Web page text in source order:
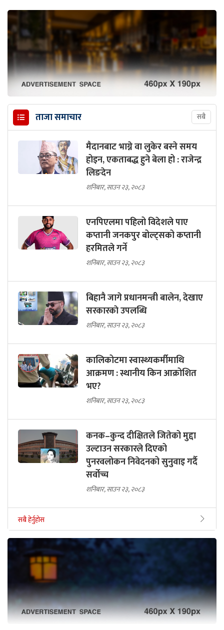
ताजा समाचार सबै
मैदानबाट भाग्ने वा लुकेर बस्ने समय
होइन, एकताबद्ध हुने बेला हो : राजेन्द्र
लिङदेन
शनिबार, साउन २३, २०८३
एनपिएलमा पहिलो विदेशले पाए
कप्तानी जनकपुर बोल्ट्सको कप्तानी
हरमितले गर्ने
शनिबार, साउन २३, २०८३
बिहानै जागे प्रधानमन्त्री बालेन, देखाए
सरकारकाे उपलब्धि
शनिबार, साउन २३, २०८३
कालिकोटमा स्वास्थ्यकर्मीमाथि
आक्रमण : स्थानीय किन आक्रोशित
भए?
शनिबार, साउन २३, २०८३
कनक–कुन्द दीक्षितले जितेको मुद्दा
उल्टाउन सरकारले दिएको
पुनरवलोकन निवेदनको सुनुवाइ गर्दै
सर्वोच्च
शनिबार, साउन २३, २०८३
सबै हेर्नुहोस